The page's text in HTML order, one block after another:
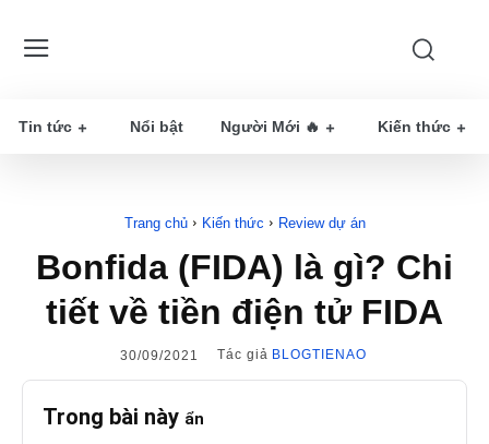
Tin tức Nổi bật Người Mới 🔥 Kiến thức
Trang chủ Kiến thức Review dự án
Bonfida (FIDA) là gì? Chi
tiết về tiền điện tử FIDA
30/09/2021 Tác giả BLOGTIENAO
Trong bài này ẩn